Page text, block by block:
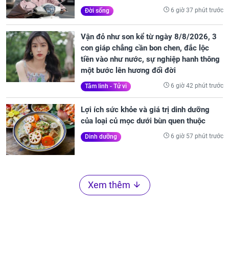
Đời sống 6 giờ 37 phút trước
Vận đỏ như son kể từ ngày 8/8/2026, 3
con giáp chẳng cần bon chen, đắc lộc
tiền vào như nước, sự nghiệp hanh thông
một bước lên hương đổi đời
Tâm linh - Tử vi 6 giờ 42 phút trước
Lợi ích sức khỏe và giá trị dinh dưỡng
của loại củ mọc dưới bùn quen thuộc
Dinh dưỡng 6 giờ 57 phút trước
Xem thêm